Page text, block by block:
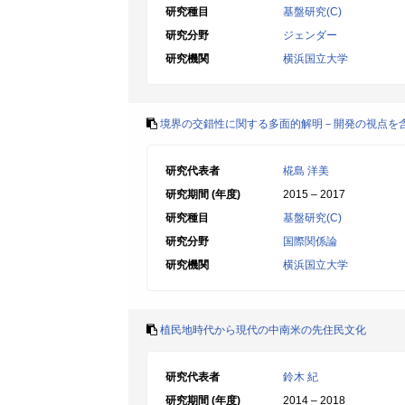
研究種目
基盤研究(C)
研究分野
ジェンダー
研究機関
横浜国立大学
境界の交錯性に関する多面的解明－開発の視点を
研究代表者
椛島 洋美
研究期間 (年度)
2015 – 2017
研究種目
基盤研究(C)
研究分野
国際関係論
研究機関
横浜国立大学
植民地時代から現代の中南米の先住民文化
研究代表者
鈴木 紀
研究期間 (年度)
2014 – 2018